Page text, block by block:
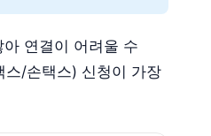
연결이 어려울 수
스/손택스) 신청이 가장